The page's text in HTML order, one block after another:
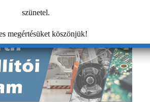
szünetel.
megértésüket köszönjük!